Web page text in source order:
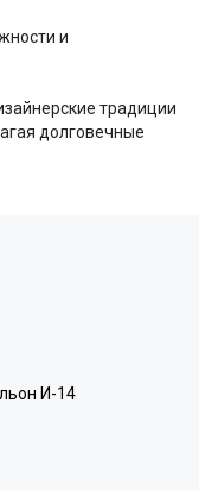
и
традиции
долговечные
И-14